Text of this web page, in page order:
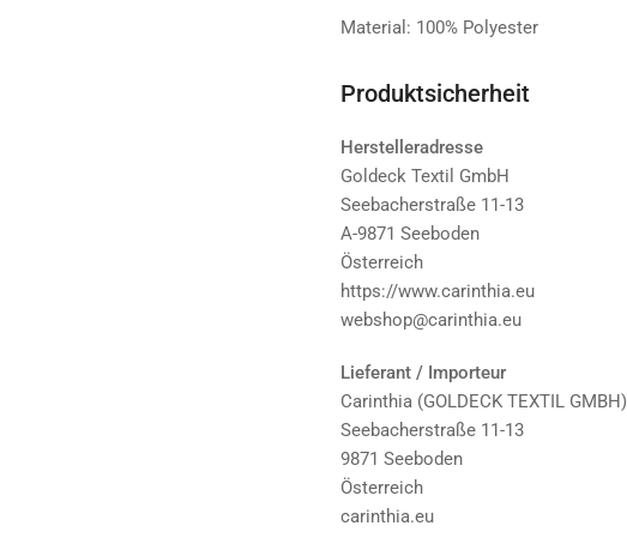
Material: 100% Polyester
Produktsicherheit
Herstelleradresse
Goldeck Textil GmbH
Seebacherstraße 11-13
A-9871 Seeboden
Österreich
https://www.carinthia.eu
webshop@carinthia.eu
Lieferant / Importeur
Carinthia (GOLDECK TEXTIL GMBH)
Seebacherstraße 11-13
9871 Seeboden
Österreich
carinthia.eu